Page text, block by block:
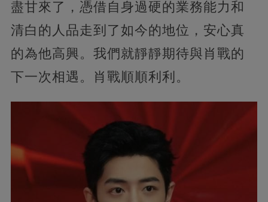
盡甘來了，憑借自身過硬的業務能力和
清白的人品走到了如今的地位，安心真
的為他高興。我們就靜靜期待與肖戰的
下一次相遇。肖戰順順利利。